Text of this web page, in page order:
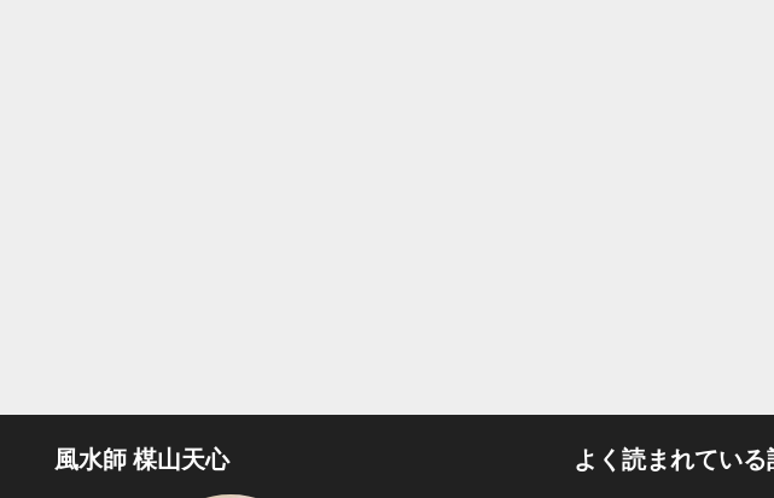
風水師 楳山天心 よく読まれている